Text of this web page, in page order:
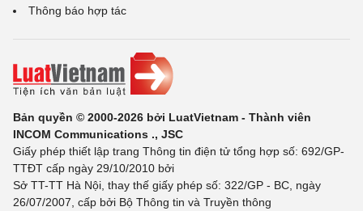
Thông báo hợp tác
Bản quyền © 2000-2026 bởi LuatVietnam - Thành viên
INCOM Communications ., JSC
Giấy phép thiết lập trang Thông tin điện tử tổng hợp số: 692/GP-
TTĐT cấp ngày 29/10/2010 bởi
Sở TT-TT Hà Nội, thay thế giấy phép số: 322/GP - BC, ngày
26/07/2007, cấp bởi Bộ Thông tin và Truyền thông